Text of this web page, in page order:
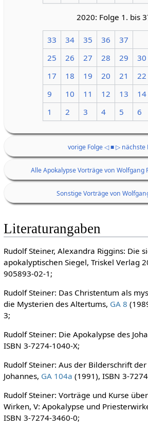
2020: Folge 1. bis
33 34 35 36
37
25
26 27 28 29 30
17
18 19 20 21 22
9
10 11 12 13 14
1
2 3 4 5 6
vorige Folge ◁■▷ nächste
Alle Apokalypse Vorträge von Wolfgang
Sonstige Vorträge von
Literaturangaben
Rudolf Steiner, Alexandra Riggins: Die
apokalyptischen Siegel, Triskel Verlag
905893-02-1;
Rudolf Steiner: Das Christentum als
die Mysterien des Altertums, GA 8
3;
Rudolf Steiner: Die Apokalypse des
ISBN 3-7274-1040-X;
Rudolf Steiner: Aus der Bilderschrift
Johannes, GA 104a (1991), ISBN 3-
Rudolf Steiner: Vorträge und Kurse
Wirken, V: Apokalypse und
ISBN 3-7274-3460-0;